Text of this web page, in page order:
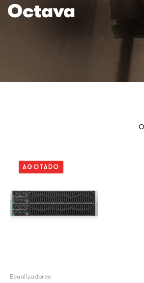
Octava
AGOTADO
Ecualizadores